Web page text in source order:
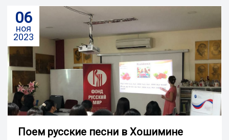
06
ноя
2023
Поем русские песни в Хошимине